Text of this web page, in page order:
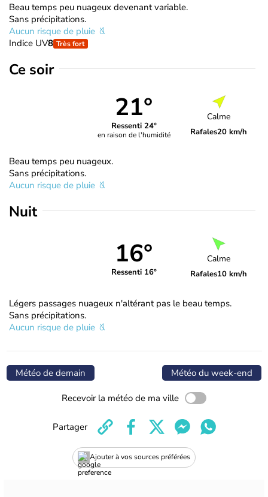
Beau temps peu nuageux devenant variable.
Sans précipitations.
Aucun risque de pluie
Indice UV8 Très fort
Ce soir
21°
Ressenti 24°
en raison de l'humidité
Calme
Rafales20 km/h
Beau temps peu nuageux.
Sans précipitations.
Aucun risque de pluie
Nuit
16°
Ressenti 16°
Calme
Rafales10 km/h
Légers passages nuageux n'altérant pas le beau temps.
Sans précipitations.
Aucun risque de pluie
Météo de demain Météo du week-end
Recevoir la météo de ma ville
Ajouter à vos sources préférées
Partager